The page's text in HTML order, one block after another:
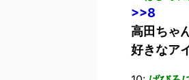
>>8
高田ちゃ
好きなア